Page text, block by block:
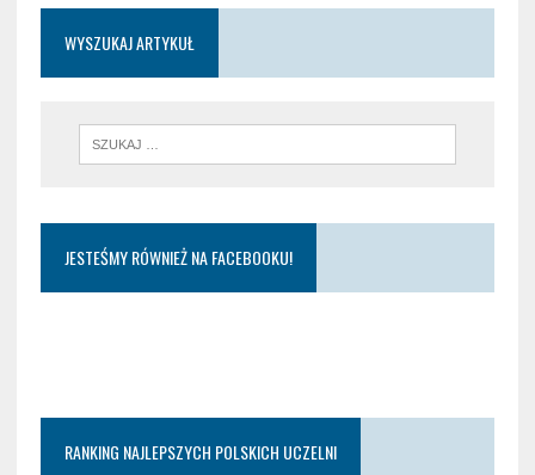
WYSZUKAJ ARTYKUŁ
JESTEŚMY RÓWNIEŻ NA FACEBOOKU!
RANKING NAJLEPSZYCH POLSKICH UCZELNI